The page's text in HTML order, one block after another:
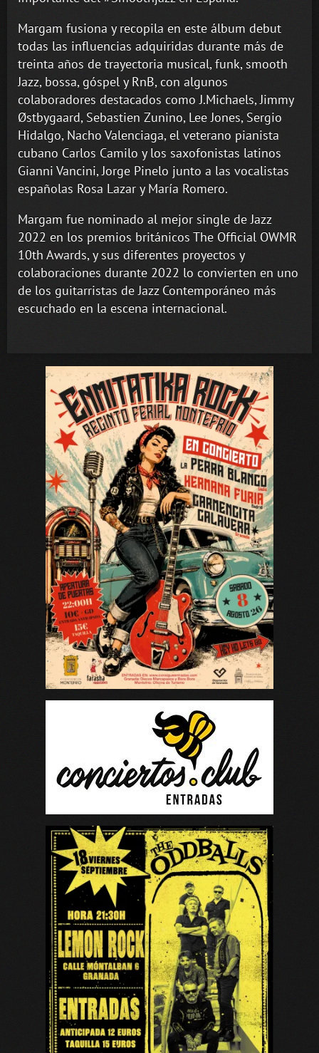
Margam fusiona y recopila en este álbum debut
todas las influencias adquiridas durante más de
treinta años de trayectoria musical, funk, smooth
Jazz, bossa, góspel y RnB, con algunos
colaboradores destacados como J.Michaels, Jimmy
Østbygaard, Sebastien Zunino, Lee Jones, Sergio
Hidalgo, Nacho Valenciaga, el veterano pianista
cubano Carlos Camilo y los saxofonistas latinos
Gianni Vancini, Jorge Pinelo junto a las vocalistas
españolas Rosa Lazar y María Romero.
Margam fue nominado al mejor single de Jazz
2022 en los premios británicos The Official OWMR
10th Awards, y sus diferentes proyectos y
colaboraciones durante 2022 lo convierten en uno
de los guitarristas de Jazz Contemporáneo más
escuchado en la escena internacional.